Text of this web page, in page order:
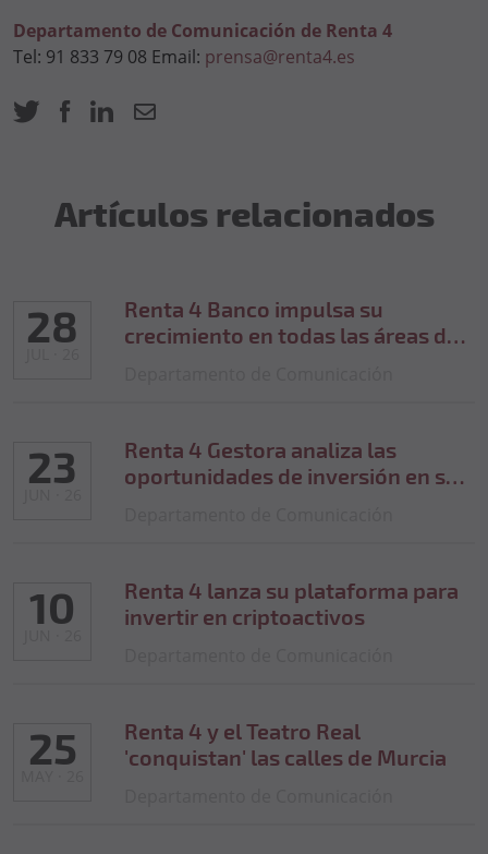
Departamento de Comunicación de Renta 4
Tel: 91 833 79 08 Email: prensa@renta4.es
Artículos relacionados
28
Renta 4 Banco impulsa su
crecimiento en todas las áreas de
23
Renta 4 Gestora analiza las
oportunidades de inversión en su
10
Renta 4 lanza su plataforma para
invertir en criptoactivos
25
Renta 4 y el Teatro Real
'conquistan' las calles de Murcia